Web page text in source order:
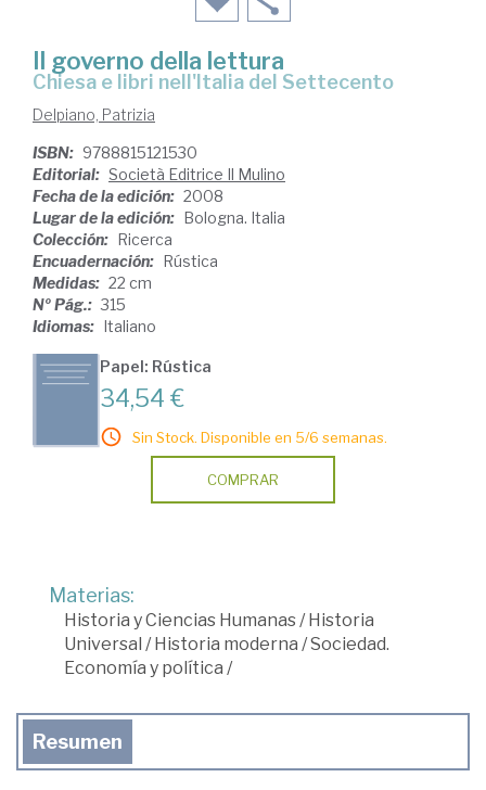
Il governo della lettura
chiesa e libri nell'Italia del Settecento
Delpiano, Patrizia
ISBN: 9788815121530
Editorial: Società Editrice Il Mulino
Fecha de la edición: 2008
Lugar de la edición: Bologna. Italia
Colección: Ricerca
Encuadernación: Rústica
Medidas: 22 cm
Nº Pág.: 315
Idiomas: Italiano
Papel: Rústica
34,54 €
Sin Stock. Disponible en 5/6 semanas.
COMPRAR
Materias:
Historia y Ciencias Humanas/Historia
Universal /Historia moderna /Sociedad.
Economía y política /
Resumen